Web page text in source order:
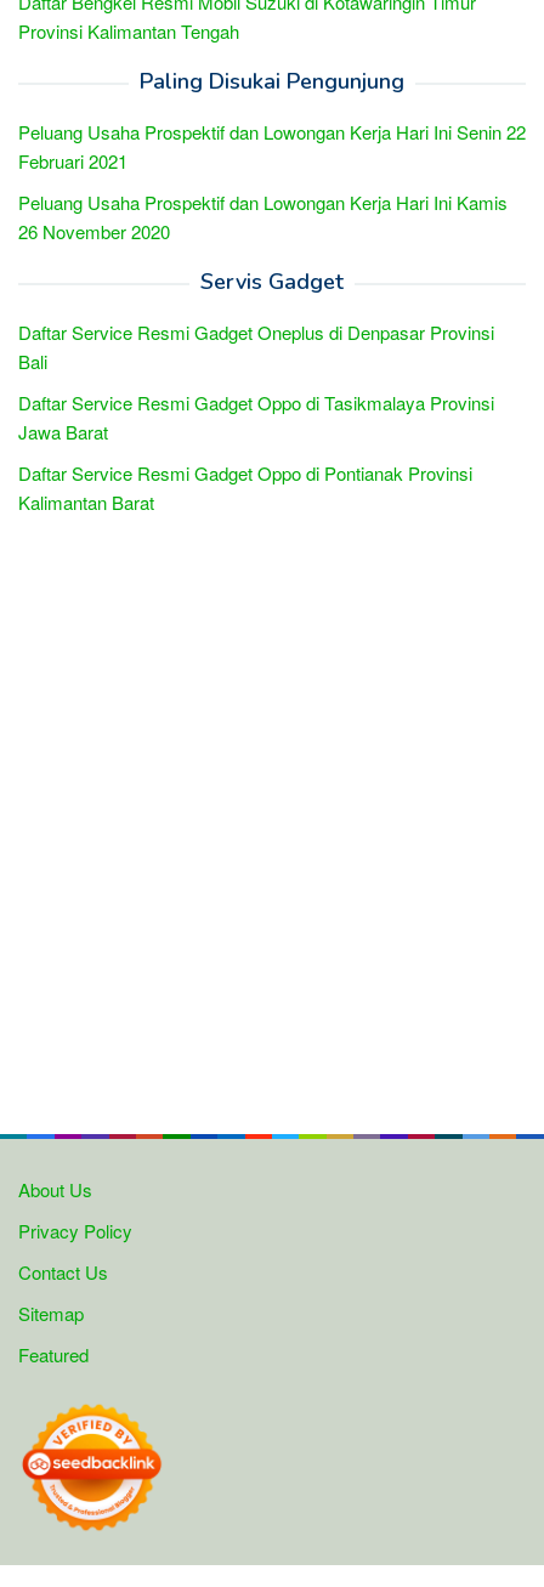
Provinsi Kalimantan Tengah
Paling Disukai Pengunjung
Peluang Usaha Prospektif dan Lowongan Kerja Hari Ini Senin 22
Februari 2021
Peluang Usaha Prospektif dan Lowongan Kerja Hari Ini Kamis
26 November 2020
Servis Gadget
Daftar Service Resmi Gadget Oneplus di Denpasar Provinsi
Bali
Daftar Service Resmi Gadget Oppo di Tasikmalaya Provinsi
Jawa Barat
Daftar Service Resmi Gadget Oppo di Pontianak Provinsi
Kalimantan Barat
About Us
Privacy Policy
Contact Us
Sitemap
Featured